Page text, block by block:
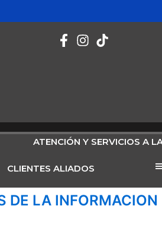
ATENCIÓN Y SERVICIOS A
CLIENTES ALIADOS
DE LA